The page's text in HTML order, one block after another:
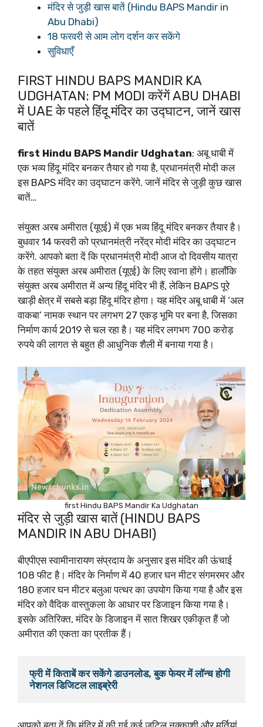
मंदिर से जुड़ी खास बातें (Hindu BAPS Mandir in
Abu Dhabi)
18 फरवरी से आम लोग दर्शन कर सकेंगे
सुविधाएँ
FIRST HINDU BAPS MANDIR KA
UDGHATAN: PM MODI करेंगें ABU DHABI
में UAE के पहले हिंदू मंदिर का उद्घाटन, जानें खास
बातें
first Hindu BAPS Mandir Udghatan: अबू धाबी में
एक भव्य हिंदू मंदिर बनकर तैयार हो गया है, प्रधानमंत्री मोदी कल
इस BAPS मंदिर का उद्घाटन करेंगे. जानें मंदिर से जुड़ी कुछ खास
बातें…
संयुक्त अरब अमीरात (यूएई) में एक भव्य हिंदू मंदिर बनकर तैयार है।
बुधवार 14 फरवरी को प्रधानमंत्री नरेंद्र मोदी मंदिर का उद्घाटन
करेंगे. आपको बता दें कि प्रधानमंत्री मोदी आज दो दिवसीय यात्रा
के तहत संयुक्त अरब अमीरात (यूएई) के लिए रवाना होंगे। हालाँकि
संयुक्त अरब अमीरात में अन्य हिंदू मंदिर भी हैं, लेकिन BAPS पूरे
खाड़ी क्षेत्र में सबसे बड़ा हिंदू मंदिर होगा। यह मंदिर अबू धाबी में ‘अल
वाकबा’ नामक स्थान पर लगभग 27 एकड़ भूमि पर बना है, जिसका
निर्माण कार्य 2019 से चल रहा है। यह मंदिर लगभग 700 करोड़
रुपये की लागत से बहुत ही आधुनिक शैली में बनाया गया है।
first Hindu BAPS Mandir Ka Udghatan
मंदिर से जुड़ी खास बातें (HINDU BAPS
MANDIR IN ABU DHABI)
बीएपीएस स्वामीनारायण संप्रदाय के अनुसार इस मंदिर की ऊंचाई
108 फीट है। मंदिर के निर्माण में 40 हजार घन मीटर संगमरमर और
180 हजार घन मीटर बलुआ पत्थर का उपयोग किया गया है और इस
मंदिर को वैदिक वास्तुकला के आधार पर डिजाइन किया गया है।
इसके अतिरिक्त, मंदिर के डिजाइन में सात शिखर एकीकृत हैं जो
अमीरात की एकता का प्रतीक हैं।
फ्री में किताबें कर सकेंगे डाउनलोड, बुक फेयर में लॉन्च होगी